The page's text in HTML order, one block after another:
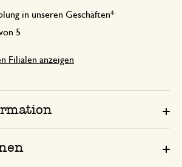
in unseren Geschäften*
5
Filialen anzeigen